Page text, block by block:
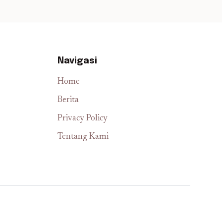
Navigasi
Home
Berita
Privacy Policy
Tentang Kami